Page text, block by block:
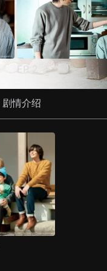
EP
剧情介绍